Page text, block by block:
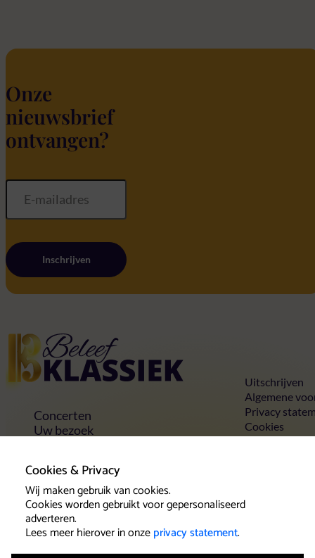
Cookies & Privacy
Wij maken gebruik van cookies.
Cookies worden gebruikt voor gepersonaliseerd
adverteren.
Lees meer hierover in onzeprivacy statement.
Onze
nieuwsbrief
ontvangen?
Inschrijven
Concerten
Uw bezoek
Vrienden & voordelen
Contact
Klantenservice
Uitschrijven
Algemene
Privacy
Cookies